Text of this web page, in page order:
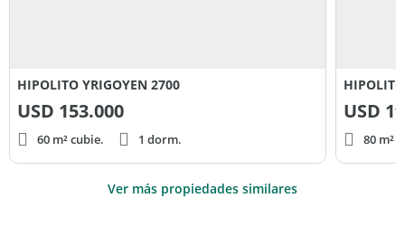
HIPOLITO YRIGOYEN 2700
USD 153.000
60 m² cubie. 1 dorm.
USD
80 m²
Ver más propiedades similares